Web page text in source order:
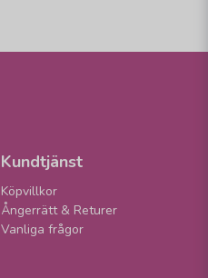
Kundtjänst
Köpvillkor
Ångerrätt & Returer
Vanliga frågor